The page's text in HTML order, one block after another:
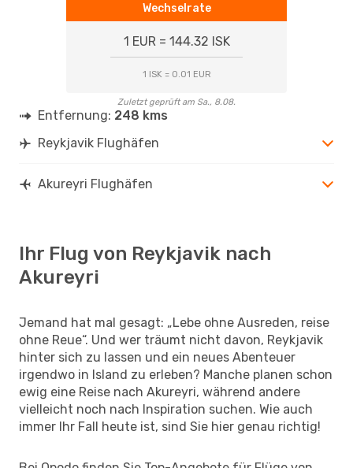
Wechselrate
1 EUR = 144.32 ISK
1 ISK = 0.01 EUR
Zuletzt geprüft am Sa., 8.08.
Entfernung: 248 kms
Reykjavik Flughäfen
Akureyri Flughäfen
Ihr Flug von Reykjavik nach
Akureyri
Jemand hat mal gesagt: „Lebe ohne Ausreden, reise
ohne Reue“. Und wer träumt nicht davon, Reykjavik
hinter sich zu lassen und ein neues Abenteuer
irgendwo in Island zu erleben? Manche planen schon
ewig eine Reise nach Akureyri, während andere
vielleicht noch nach Inspiration suchen. Wie auch
immer Ihr Fall heute ist, sind Sie hier genau richtig!